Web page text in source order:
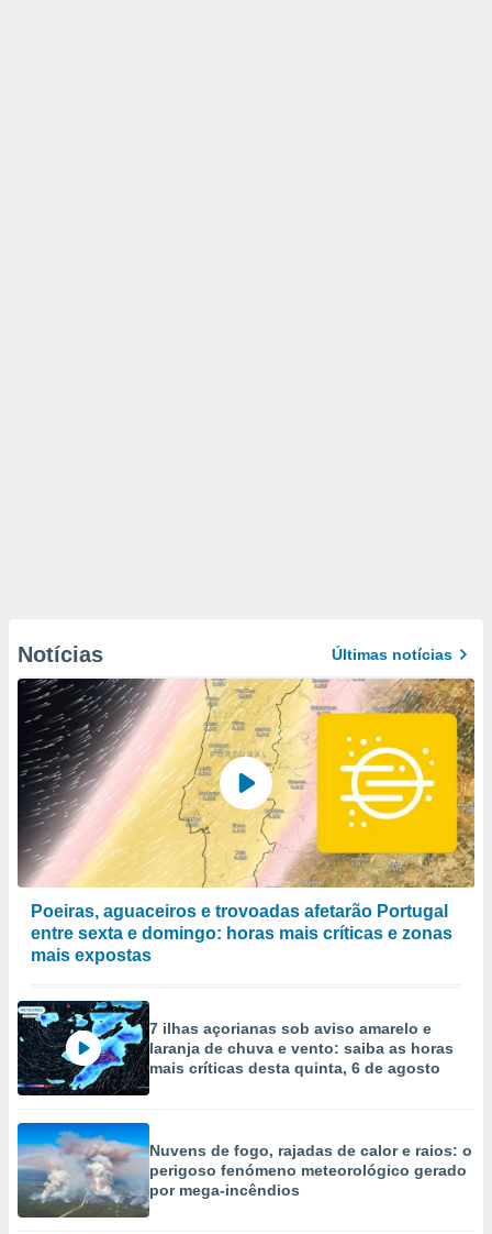
Notícias Últimas notícias
Poeiras, aguaceiros e trovoadas afetarão Portugal
entre sexta e domingo: horas mais críticas e zonas
mais expostas
7 ilhas açorianas sob aviso amarelo e
laranja de chuva e vento: saiba as horas
mais críticas desta quinta, 6 de agosto
Nuvens de fogo, rajadas de calor e raios: o
perigoso fenómeno meteorológico gerado
por mega-incêndios